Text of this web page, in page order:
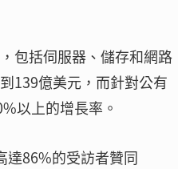
包括伺服器、儲存和網路
139億美元，而針對公有
以上的增長率。
達86%的受訪者贊同